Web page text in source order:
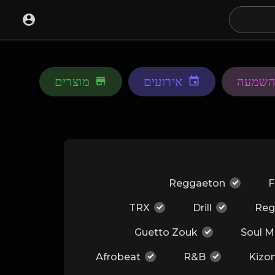
השמעה אירועים מוצרים
Reggaeton
Drill
TRX
Soul
Guetto Zouk
R&B
Afrobeat